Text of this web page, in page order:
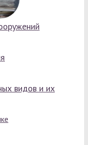
видов и их